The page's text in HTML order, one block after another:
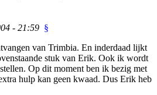
- 21:59 §
van Trimbia. En inderdaad lijkt
stuk van Erik. Ook ik wordt
Op dit moment ben ik bezig met
hulp kan geen kwaad. Dus Erik heb